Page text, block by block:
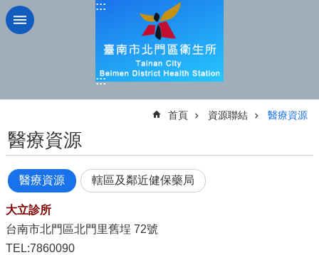
跳到主要內容區塊
:::
:::
首頁 資源聯結 醫療資源
醫療資源
醫療資源 轄區及鄰近健保藥局
大立診所
台南市北門區北門里舊埕 72號
TEL:7860090